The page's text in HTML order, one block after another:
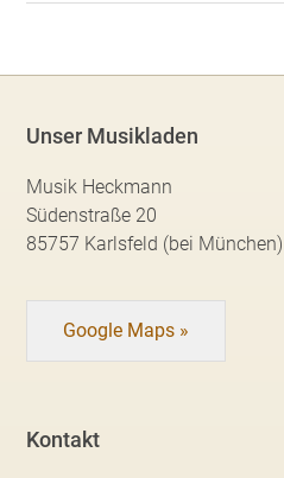
Unser Musikladen
Musik Heckmann
Südenstraße 20
85757 Karlsfeld (bei München)
Google Maps »
Kontakt